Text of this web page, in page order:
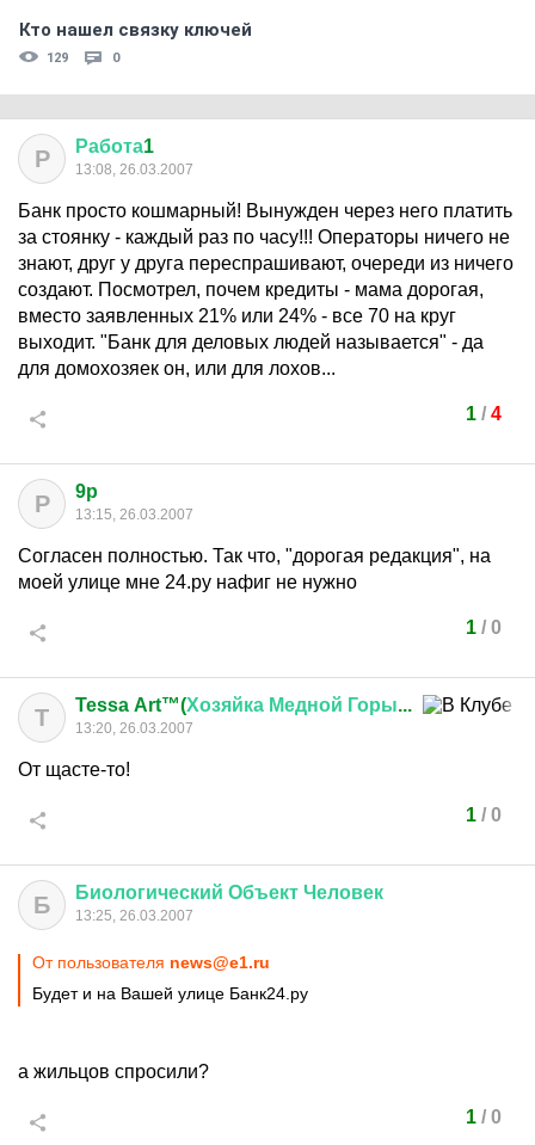
Кто нашел связку ключей
129 0
Р Работа1
13:08, 26.03.2007
Банк просто кошмарный! Вынужден через него платить
за стоянку - каждый раз по часу!!! Операторы ничего не
знают, друг у друга переспрашивают, очереди из ничего
создают. Посмотрел, почем кредиты - мама дорогая,
вместо заявленных 21% или 24% - все 70 на круг
выходит. "Банк для деловых людей называется" - да
для домохозяек он, или для лохов...
1/ 4
P 9p
13:15, 26.03.2007
Согласен полностью. Так что, "дорогая редакция", на
моей улице мне 24.ру нафиг не нужно
1/ 0
T Tessa Art™(Хозяйка Медной Горы...
13:20, 26.03.2007
От щасте-то!
1/ 0
Б Биологический Объект Человек
13:25, 26.03.2007
От пользователя news@e1.ru
Будет и на Вашей улице Банк24.ру
а жильцов спросили?
1/ 0